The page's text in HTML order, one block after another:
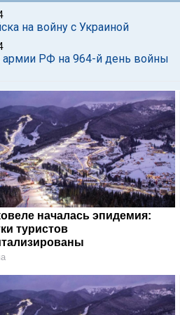
на войну с Украиной
армии РФ на 964-й день войны
началась эпидемия:
туристов